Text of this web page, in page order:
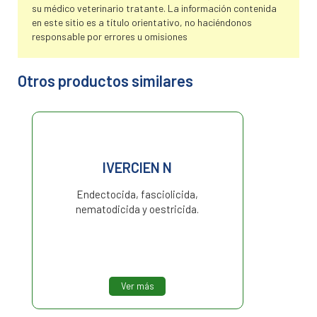
su médico veterinario tratante. La información contenida
en este sitio es a título orientativo, no haciéndonos
responsable por errores u omisiones
Otros productos similares
IVERCIEN N
Endectocida, fasciolicida,
nematodicida y oestricida.
Ver más